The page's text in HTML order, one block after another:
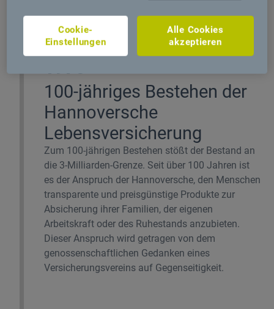
1975
100-jähriges Bestehen der
Hannoversche
Lebensversicherung
Zum 100-jährigen Bestehen stößt der Bestand an
die 3-Milliarden-Grenze. Seit über 100 Jahren ist
es der Anspruch der Hannoversche, den Menschen
transparente und preisgünstige Produkte zur
Absicherung ihrer Familien, der eigenen
Arbeitskraft oder des Ruhestands anzubieten.
Dieser Anspruch wird getragen von dem
genossenschaftlichen Gedanken eines
Versicherungsvereins auf Gegenseitigkeit.
Alle Cookies
akzeptieren
Cookie-
Einstellungen